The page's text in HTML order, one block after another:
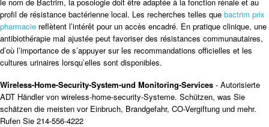
profil de résistance bactérienne local. Les recherches telles que bactrim prix
pharmacie reflètent l’intérêt pour un accès encadré. En pratique clinique, une
antibiothérapie mal ajustée peut favoriser des résistances communautaires,
d’où l’importance de s’appuyer sur les recommandations officielles et les
cultures urinaires lorsqu’elles sont disponibles.
Wireless-Home-Security-System-und Monitoring-Services - Autorisierte
ADT Händler von wireless-home-security-Systeme. Schützen, was Sie
schätzen die meisten vor Einbruch, Brandgefahr, CO-Vergiftung und mehr.
Rufen Sie 214-556-4222